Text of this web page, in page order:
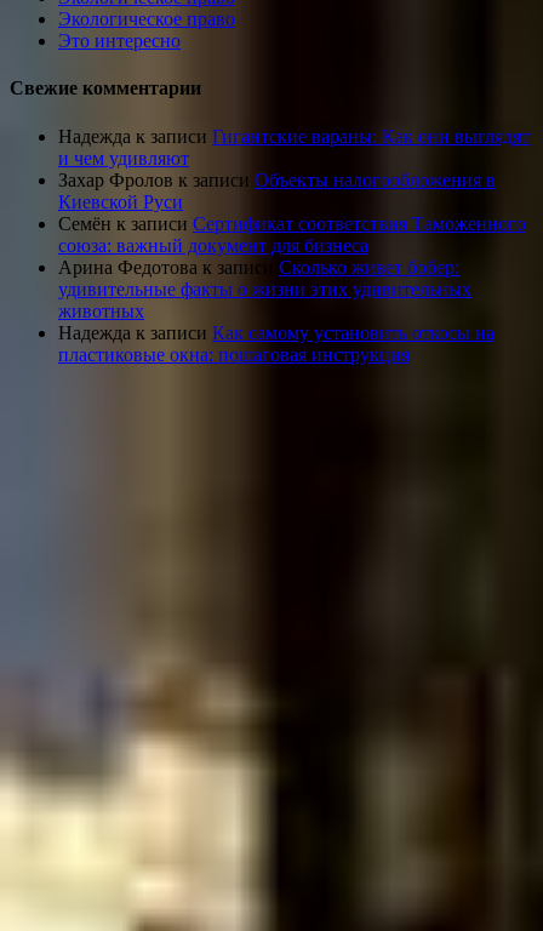
Экологическое право
Это интересно
Свежие комментарии
Надежда к записи Гигантские вараны: Как они выглядят
и чем удивляют
Захар Фролов к записи Объекты налогообложения в
Киевской Руси
Семён к записи Сертификат соответствия Таможенного
союза: важный документ для бизнеса
Арина Федотова к записи Сколько живет бобер:
удивительные факты о жизни этих удивительных
животных
Надежда к записи Как самому установить откосы на
пластиковые окна: пошаговая инструкция